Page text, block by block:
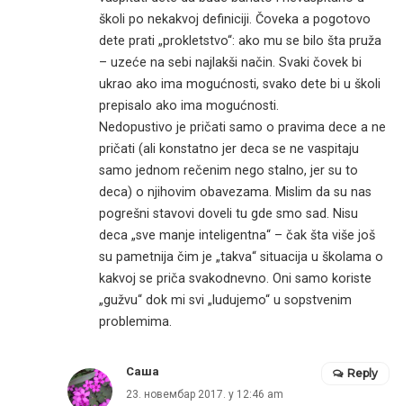
školi po nekakvoj definiciji. Čoveka a pogotovo
dete prati „prokletstvo“: ako mu se bilo šta pruža
– uzeće na sebi najlakši način. Svaki čovek bi
ukrao ako ima mogućnosti, svako dete bi u školi
prepisalo ako ima mogućnosti.
Nedopustivo je pričati samo o pravima dece a ne
pričati (ali konstatno jer deca se ne vaspitaju
samo jednom rečenim nego stalno, jer su to
deca) o njihovim obavezama. Mislim da su nas
pogrešni stavovi doveli tu gde smo sad. Nisu
deca „sve manje inteligentna“ – čak šta više još
su pametnija čim je „takva“ situacija u školama o
kakvoj se priča svakodnevno. Oni samo koriste
„gužvu“ dok mi svi „ludujemo“ u sopstvenim
problemima.
Саша
23. новембар 2017. у 12:46 am
Reply